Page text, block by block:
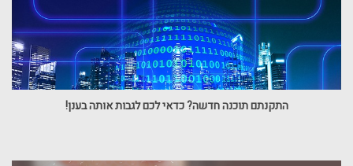
התקנתם תוכנה חדשה? כדאי לכם לגבות אותה בענן!